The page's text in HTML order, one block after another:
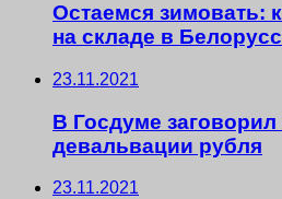
Остаемся зимовать:
на складе в
23.11.2021
В Госдуме
девальвации рубля
23.11.2021